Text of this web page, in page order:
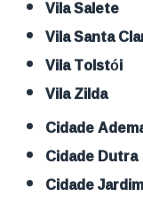
Vila Salete
Vila Santa
Vila Tolstói
Vila Zilda
Cidade
Cidade Dutra
Cidade Jardim